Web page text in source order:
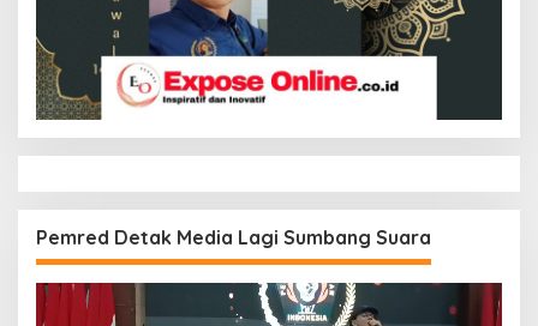
Pemred Detak Media Lagi Sumbang Suara
Pemutar
Video